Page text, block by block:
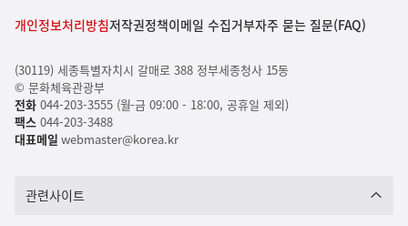
개인정보처리방침저작권정책이메일 수집거부자주 묻는 질문(FAQ)
(30119) 세종특별자치시 갈매로 388 정부세종청사 15동
© 문화체육관광부
전화044-203-3555 (월-금 09:00 - 18:00, 공휴일 제외)
팩스044-203-3488
대표메일 webmaster@korea.kr
관련사이트